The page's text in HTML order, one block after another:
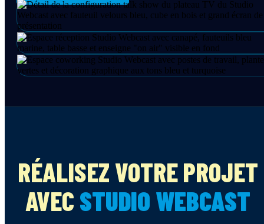
RÉALISEZ VOTRE PROJET
AVEC STUDIO WEBCAST